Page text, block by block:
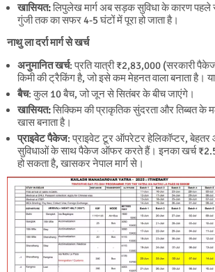
खासियत:लिपुलेख मार्ग अब सड़क सुविधा के कारण
गुंजी तक का सफर 4-5 घंटों में पूरा हो जाता है।
नाथु ला दर्रा मार्गसेखर्च
अनुमानित खर्च: प्रति यात्री ₹2,83,000 (सरकारी
किमी की ट्रैकिंग है, जो इसे कम मेहनत वाला बनाता है।
बैच: कुल 10 बैच, जो जून से सितंबर के बीच जाएंगे।
खासियत:सिक्किम की प्राकृतिक सुंदरता और तिब्बत के
खास बनाता है।
प्राइवेट पैकेज: प्राइवेट टूर ऑपरेटर हेलिकॉप्टर,
सुविधाओं के साथ पैकेज ऑफर करते हैं। इनका खर्च
हो सकता है, खासकर नेपाल मार्ग से।